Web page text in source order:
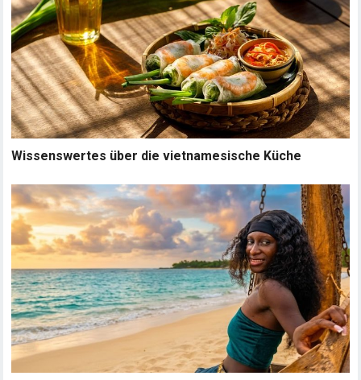
Wissenswertes über die vietnamesische Küche